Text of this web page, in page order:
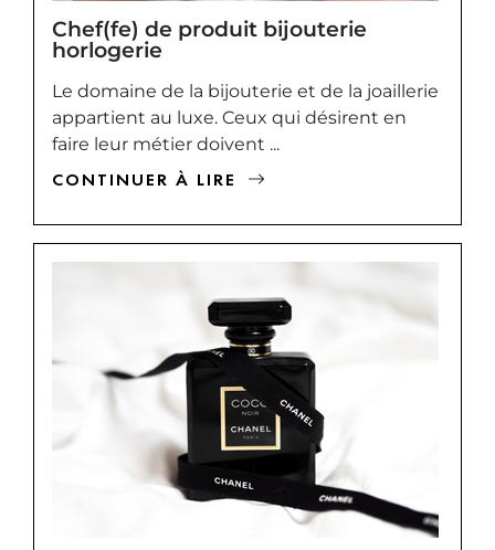
Chef(fe) de produit bijouterie
horlogerie
Le domaine de la bijouterie et de la joaillerie
appartient au luxe. Ceux qui désirent en
faire leur métier doivent ...
CONTINUER À LIRE